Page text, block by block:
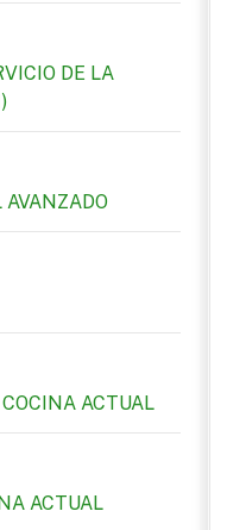
DE LA
ACTUAL
ACTUAL